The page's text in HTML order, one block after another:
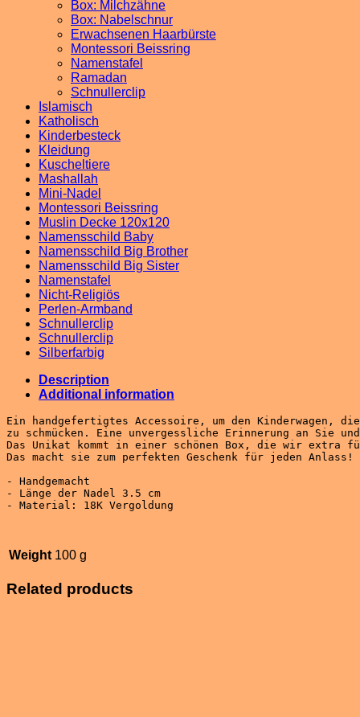
Box: Milchzähne
Box: Nabelschnur
Erwachsenen Haarbürste
Montessori Beissring
Namenstafel
Ramadan
Schnullerclip
Islamisch
Katholisch
Kinderbesteck
Kleidung
Kuscheltiere
Mashallah
Mini-Nadel
Montessori Beissring
Muslin Decke 120x120
Namensschild Baby
Namensschild Big Brother
Namensschild Big Sister
Namenstafel
Nicht-Religiös
Perlen-Armband
Schnullerclip
Schnullerclip
Silberfarbig
Description
Additional information
Ein handgefertigtes Accessoire, um den Kinderwagen,
Das Unikat kommt in einer schönen Box, die wir extra
- Handgemacht
- Länge der Nadel 3.5 cm
- Material: 18K Vergoldung
Weight 100 g
Related products